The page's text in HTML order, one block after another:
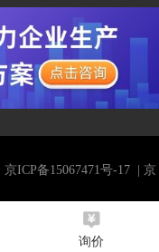
| 京ICP备15067471号-17 | 京
询价